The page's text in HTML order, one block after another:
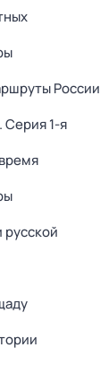
России
. Серия 1-я